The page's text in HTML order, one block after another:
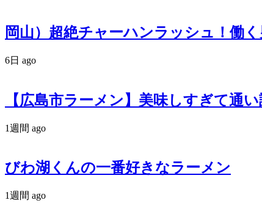
岡山）超絶チャーハンラッシュ！働
6日 ago
【広島市ラーメン】美味しすぎて通
1週間 ago
びわ湖くんの一番好きなラーメン
1週間 ago